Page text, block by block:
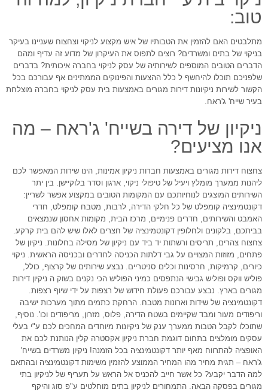
טוב:
מתלבטים האם להזמין את הטבותיו של איש מקצוע לניקוי וצחצוח שעניינו בעיקר
בניקוי של בתים ומשרדים? רוצים לתפוס את העיקרון של מדוע זה עדיף ומהם
הדברים הטובים המוספים לשירותיה של עסק לניקוי בחברה איכותית? בדברים
שלפניכם תוכלו להיחשף ל כלל ההצעות והפינוקים הממתינים אף עבורכם בכל
הקשור לשירות ניקיונות דירות מגורים באמצעות בית עסק לניקוי בחברה מוצלחת
בעיר שייח' ג'ראח.
ניקיון של דירה בשייח' ג'ראח – מה
אנו מציעים?
צחצוח דירות מגורים באמצעות חברות ניקיון אמינות, הינו שירות המאפשר לכם
ליהנות ממערך מומלץ ויעיל של טיפולי ניקוי, ארגון וסדר בלוקיישן. בין יתר
השירותים המוצגים לנוחיותכם עם המקומות הטובים במקצוע אפשר לשריין:
דקונטמינציה קומפלט של כל חלקי הדירה, לרבות, מטבח קומפלט, חדרי
האמבט והשירותים, חדרים פנימיים, מרכז הבית, מקומות אחסון שנמצאים
בביתכם, בלקונים ולחלופין דקונטמינציה של חצרים לאלו שיש להם בית קרקע.
צחצוח צהרים, תריסים ורשתות יד ביד עם ניקיון של מסילה בחלונות. ניקיון של
פתחים, מזוזות המצויים על גבי דלתות הכניסה לחדרים ובכניסה הראשית. ניקוי
כיורים, קרמיקות, חרסינות וכלים סניטריים. נבצע שירותים של קרצוף, כולל,
פוליש ווקס ופוליש גבישי הנתפסים כמיני הפוליש הכי נקנים בשוק ה ניקיון דירות
מגורים בארץ. נבצע עבורכם פעולת חידוש של רצפות על ידי שיוף רצפות.
דקונטמינציה של שידות וארונות מטבח. הרחקת כתמים מתוך מערכות ישיבה
וריפודים מעור ומבד שקיימים בשטח הדירה, פלוס, מזרון, מריפודים וכו'. נוסיף,
שתוכלו לקבל הטבות ממערך ענק של ניקיונות מיוחדים המחכים לכם ע"י בעלי
עסקים מומלצים בתחום דוגמת חברת ניקיון אקסטרה קלין הנותנת לכם את
האופציה להתרווח מאף יותר דקונטמינציה בכל הזמנה! ניקיון משרדים בשייח'
ג'ראח – תגית מחיר מהו המחיר הממוצע להזמין משימות דקונטמינציה ובהתאם
למה הדבר יקבע? כל אשר חייב להכניס אל הראש על תעריף של לניקיון בתי
מגורים בפסקה הבאה. התמחורים לניקיון בתים מוחלטים ע"פ סוג והיקף